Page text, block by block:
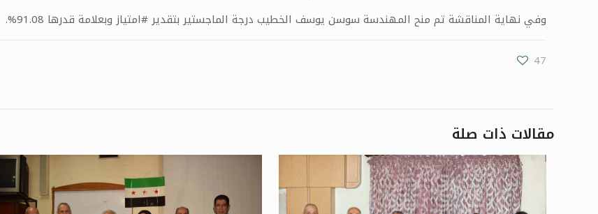
وفي نهاية المناقشة تم منح المهندسة سوسن يوسف الخطيب درجة الماجستير بتقدير #امتياز وبعلامة قدرها 91.08%.
47
مقالات ذات صلة